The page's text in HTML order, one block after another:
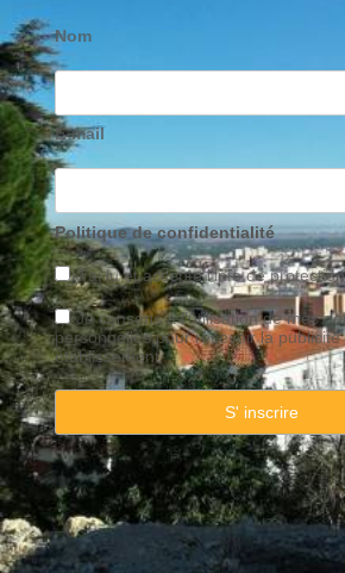
Nom
E-mail
Politique de confidentialité
J’ai lu et accepte l’info deprotection
Je consens à l’utilisation de mes
personnelles pour recevoir la publicité
établissement